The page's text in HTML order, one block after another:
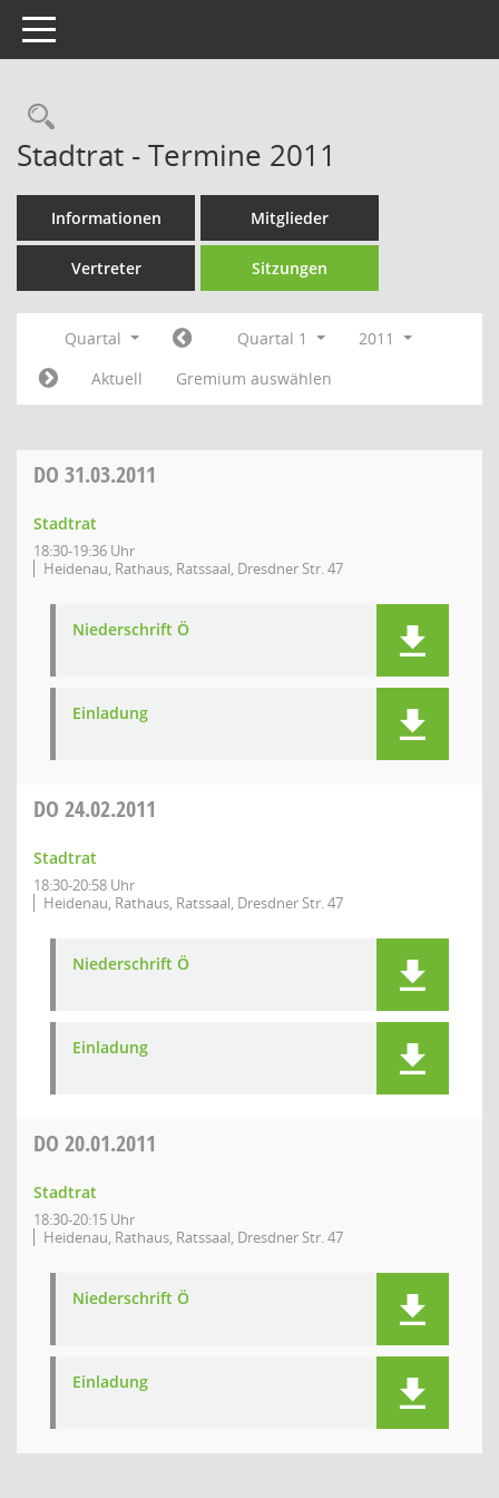
Toggle navigation
Rechercheauswahl
Stadtrat - Termine 2011
Informationen Mitglieder
Vertreter Sitzungen
Quartal Quartal 1
2011
Aktuell
Gremium auswählen
DO 31.03.2011
Stadtrat
18:30-19:36 Uhr
Heidenau, Rathaus, Ratssaal, Dresdner Str. 47
Niederschrift Ö
Einladung
DO 24.02.2011
Stadtrat
18:30-20:58 Uhr
Heidenau, Rathaus, Ratssaal, Dresdner Str. 47
Niederschrift Ö
Einladung
DO 20.01.2011
Stadtrat
18:30-20:15 Uhr
Heidenau, Rathaus, Ratssaal, Dresdner Str. 47
Niederschrift Ö
Einladung